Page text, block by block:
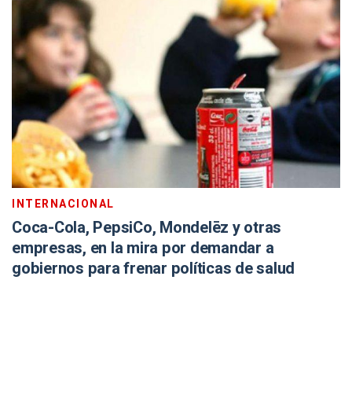
INTERNACIONAL
Coca-Cola, PepsiCo, Mondelēz y otras
empresas, en la mira por demandar a
gobiernos para frenar políticas de salud